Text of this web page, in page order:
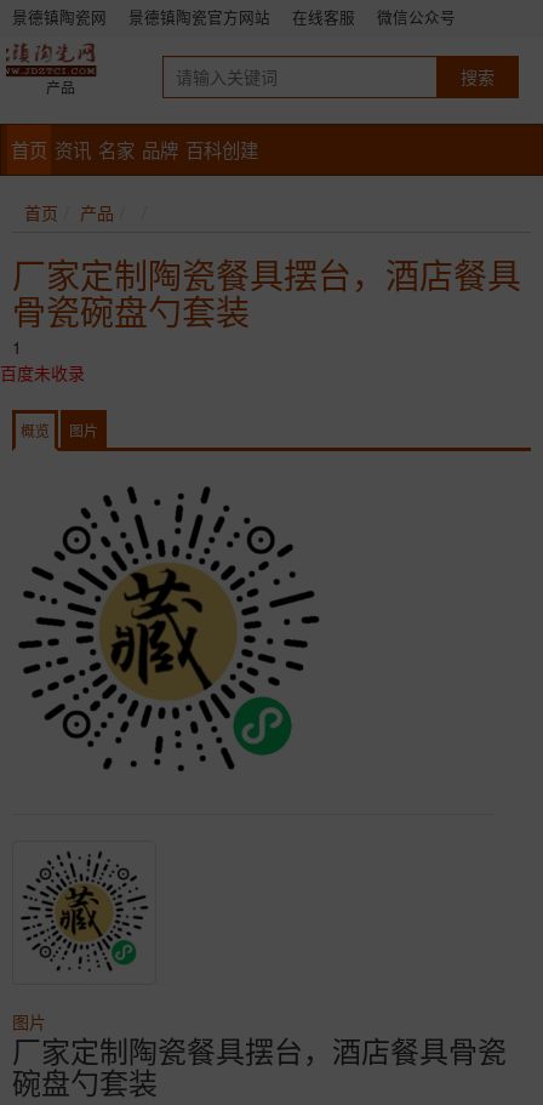
景德镇陶瓷网 景德镇陶瓷官方网站 在线客服 微信公众号
产品
首页 资讯 名家 品牌 百科创建
首页 产品
厂家定制陶瓷餐具摆台，酒店餐具
骨瓷碗盘勺套装
1
百度未收录
概览 图片
图片
厂家定制陶瓷餐具摆台，酒店餐具骨瓷
碗盘勺套装